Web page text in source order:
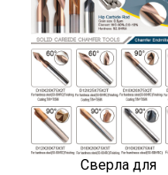
Сверла для